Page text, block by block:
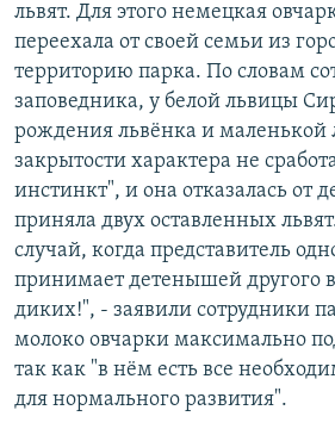
львят. Для этого немецкая
переехала от своей семьи из
территорию парка. По словам
заповедника, у белой львицы
рождения львёнка и маленькой
закрытости характера не
инстинкт", и она отказалась от
приняла двух оставленных
случай, когда представитель
принимает детенышей другого
диких!", - заявили сотрудники
молоко овчарки максимально
так как "в нём есть все
для нормального развития".